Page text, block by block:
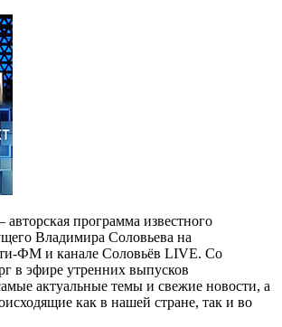
программа известного
Владимира Соловьева на
ФМ и канале Соловьёв LIVE. Со
в эфире утренних выпусков
актуальные темы и свежие новости, а
как в нашей стране, так и во